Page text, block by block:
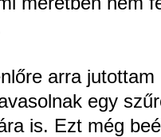
arra
egy
is. Ezt még